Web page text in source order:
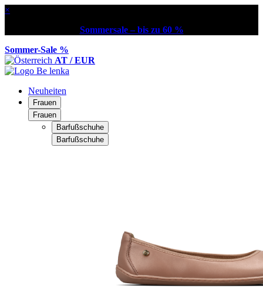
×
Sommersale – bis zu 60 %
Sommer-Sale %
AT / EUR
Neuheiten
Frauen
Frauen
Barfußschuhe
Barfußschuhe